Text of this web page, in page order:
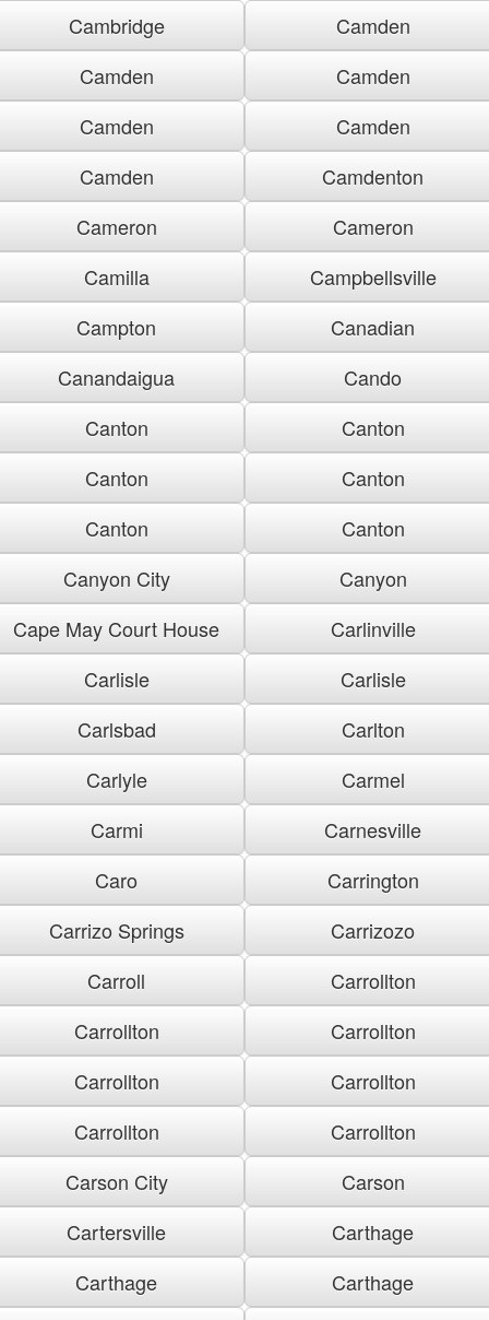
Cambridge
Camden
Camden
Camden
Camden
Camden
Camden
Camdenton
Cameron
Cameron
Camilla
Campbellsville
Campton
Canadian
Canandaigua
Cando
Canton
Canton
Canton
Canton
Canton
Canton
Canyon City
Canyon
Cape May Court House
Carlinville
Carlisle
Carlisle
Carlsbad
Carlton
Carlyle
Carmel
Carmi
Carnesville
Caro
Carrington
Carrizo Springs
Carrizozo
Carroll
Carrollton
Carrollton
Carrollton
Carrollton
Carrollton
Carrollton
Carrollton
Carson City
Carson
Cartersville
Carthage
Carthage
Carthage